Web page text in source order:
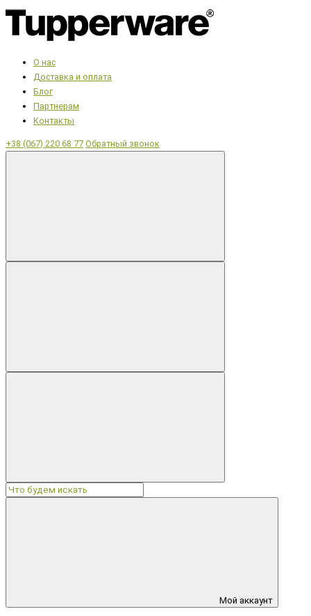
О нас
Доставка и оплата
Блог
Партнерам
Контакты
+38 (067) 220 68 77 Обратный звонок
Мой аккаунт